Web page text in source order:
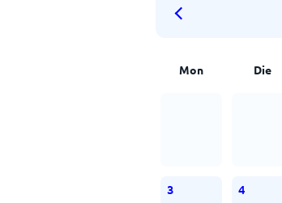
Mon Die
3 4